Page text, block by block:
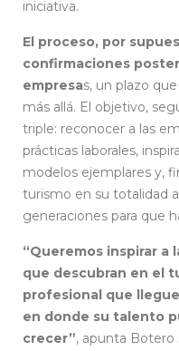
iniciativa.
El proceso, por
confirmaciones
empresas, un plazo
más allá. El objetivo,
triple: reconocer a las
prácticas laborales,
modelos ejemplares y,
turismo en su totalidad
generaciones para que
“Queremos inspirar a
que descubran en el
profesional que
en donde su talento
crecer”, apunta Botero